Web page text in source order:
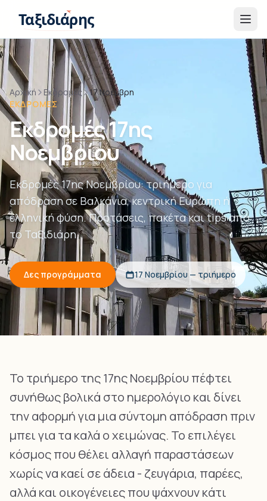
Ταξιδιάρης
Αρχική Εκδρομές
17 Νοέμβρη
ΕΚΔΡΟΜΈΣ
Εκδρομές 17ης
Νοεμβρίου
Εκδρομές 17ης Νοεμβρίου: τριήμερο για
απόδραση σε Βαλκάνια, κεντρική Ευρώπη ή
ελληνική φύση. Προτάσεις, πακέτα και tips από
το Ταξιδιάρη.
Δες προγράμματα 17 Νοεμβρίου — τριήμερο
Το τριήμερο της 17ης Νοεμβρίου πέφτει
συνήθως βολικά στο ημερολόγιο και δίνει
την αφορμή για μια σύντομη απόδραση πριν
μπει για τα καλά ο χειμώνας. Το επιλέγει
κόσμος που θέλει αλλαγή παραστάσεων
χωρίς να καεί σε άδεια - ζευγάρια, παρέες,
αλλά και οικογένειες που ψάχνουν κάτι